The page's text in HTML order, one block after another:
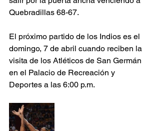
Quebradillas 68-67.
El próximo partido de los Indios es el
domingo, 7 de abril cuando reciben la
visita de los Atléticos de San Germán
en el Palacio de Recreación y
Deportes a las 6:00 p.m.